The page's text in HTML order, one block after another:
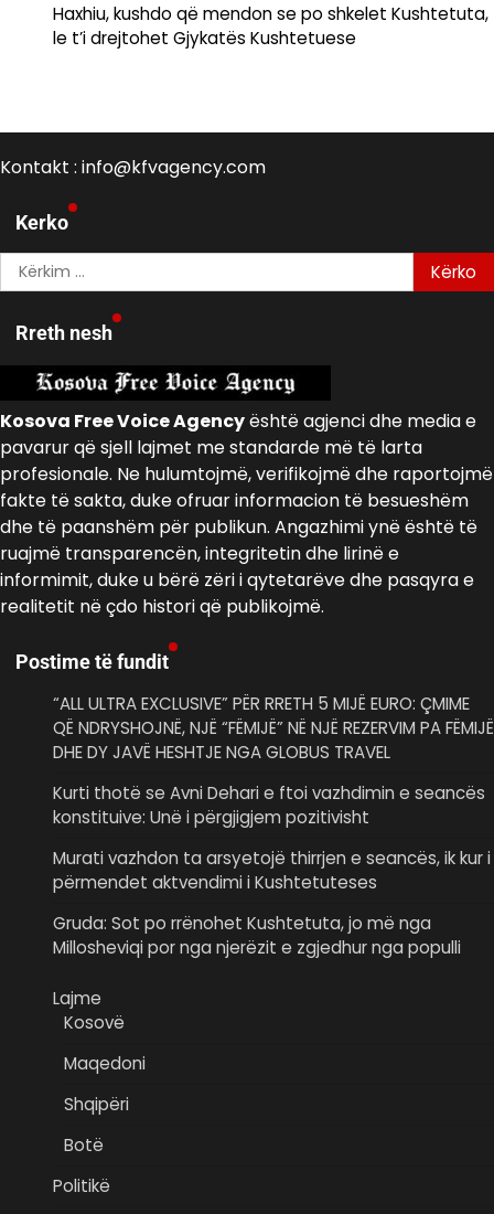
Haxhiu, kushdo që mendon se po shkelet Kushtetuta,
le t’i drejtohet Gjykatës Kushtetuese
Kontakt : info@kfvagency.com
Kerko
Kërko
për:
Rreth nesh
Kosova Free Voice Agencyështë agjenci dhe media e
pavarur që sjell lajmet me standarde më të larta
profesionale. Ne hulumtojmë, verifikojmë dhe raportojmë
fakte të sakta, duke ofruar informacion të besueshëm
dhe të paanshëm për publikun. Angazhimi ynë është të
ruajmë transparencën, integritetin dhe lirinë e
informimit, duke u bërë zëri i qytetarëve dhe pasqyra e
realitetit në çdo histori që publikojmë.
Postime të fundit
“ALL ULTRA EXCLUSIVE” PËR RRETH 5 MIJË EURO: ÇMIME
QË NDRYSHOJNË, NJË “FËMIJË” NË NJË REZERVIM PA FËMIJË
DHE DY JAVË HESHTJE NGA GLOBUS TRAVEL
Kurti thotë se Avni Dehari e ftoi vazhdimin e seancës
konstituive: Unë i përgjigjem pozitivisht
Murati vazhdon ta arsyetojë thirrjen e seancës, ik kur i
përmendet aktvendimi i Kushtetuteses
Gruda: Sot po rrënohet Kushtetuta, jo më nga
Millosheviqi por nga njerëzit e zgjedhur nga populli
Lajme
Kosovë
Maqedoni
Shqipëri
Botë
Politikë